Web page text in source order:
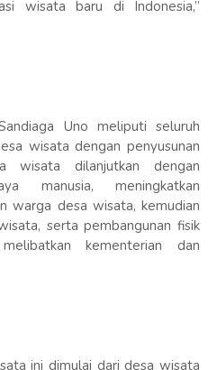
wisata baru di Indonesia,”
Uno meliputi seluruh
wisata dengan penyusunan
wisata dilanjutkan dengan
manusia, meningkatkan
warga desa wisata, kemudian
serta pembangunan fisik
kementerian dan
ini dimulai dari desa wisata